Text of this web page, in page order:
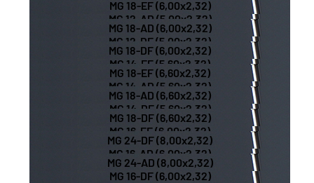
MG 12-AD (5,00x2,32)
MG 12-DF (5,00x2,32)
MG 14-EF (5,60x2,32)
MG 14-AD (5,60x2,32)
MG 14-DF (5,60x2,32)
MG 16-EF (6,00x2,32)
MG 16-AD (6,00x2,32)
MG 16-DF (6,00x2,32)
MG 18-EF (6,00x2,32)
MG 18-AD (6,00x2,32)
MG 18-DF (6,00x2,32)
MG 18-EF (6,60x2,32)
MG 18-AD (6,60x2,32)
MG 18-DF (6,60x2,32)
MG 24-DF (8,00x2,32)
MG 24-AD (8,00x2,32)